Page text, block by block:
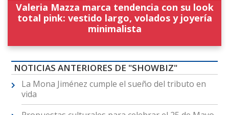
Valeria Mazza marca tendencia con su look
total pink: vestido largo, volados y joyería
minimalista
NOTICIAS ANTERIORES DE "SHOWBIZ"
La Mona Jiménez cumple el sueño del tributo en
vida